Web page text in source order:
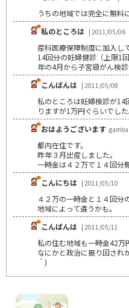
うちの地域では完全に無料
私のところは | 2011/05/06
産科医療保障制度に加入し
14回分の妊婦健診（上限1
年の4月から子宮頸がん検
こんばんは | 2011/05/08
私のところは妊婦検診が14
りますが1万円ぐらいでし
おはようございます
都内在住です。
昨年３月出産しました。
一時金は４２万で１４回分
こんにちは | 2011/05/10
４２万の一時金と１４回分
地域によって違うかも。
こんばんは | 2011/05/11
私の住む地域も一時金42万
なにかと政治に振り回され
＾)